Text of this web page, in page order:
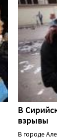
В
взрывы
В городе